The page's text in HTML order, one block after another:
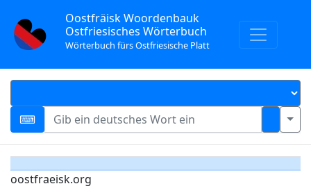
Oostfräisk Woordenbauk
Ostfriesisches Wörterbuch
Wörterbuch fürs Ostfriesische Platt
oostfraeisk.org